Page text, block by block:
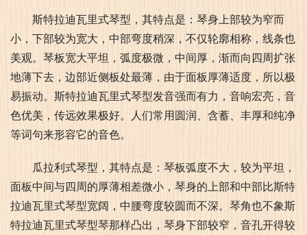
斯特拉迪瓦里式琴型，其特点是：琴身上部较为窄而
小，下部较为宽大，中部弯度稍深，不仅轮廓相称，线条也
美观。琴板宽大平坦，弧度极微，中间厚，渐而向四周扩张
地薄下去，边部近侧板处最薄，由于面板厚薄适度，所以极
易振动。斯特拉迪瓦里式琴型发音强而有力，音响宏亮，音
色优美，传远效果极好。人们常用圆润、含蓄、丰厚和纯净
等词句来形容它的音色。
瓜拉利式琴型，其特点是：琴板弧度不大，较为平坦，
面板中间与四周的厚薄相差微小，琴身的上部和中部比斯特
拉迪瓦里式琴型宽阔，中腰弯度较圆而不深。琴角也不象斯
特拉迪瓦里式琴型琴那样凸出，琴身下部较窄，音孔开得较